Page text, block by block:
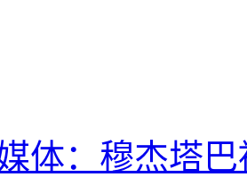
体：穆杰塔